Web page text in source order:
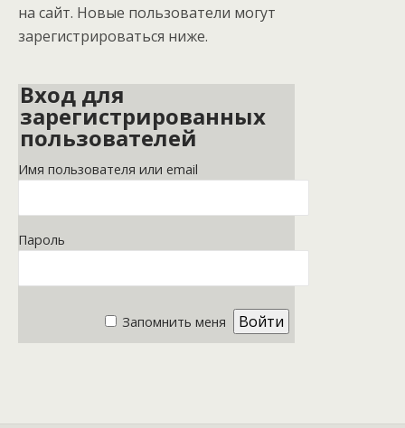
на сайт. Новые пользователи могут
зарегистрироваться ниже.
Вход для
зарегистрированных
пользователей
Имя пользователя или email
Пароль
Запомнить меня